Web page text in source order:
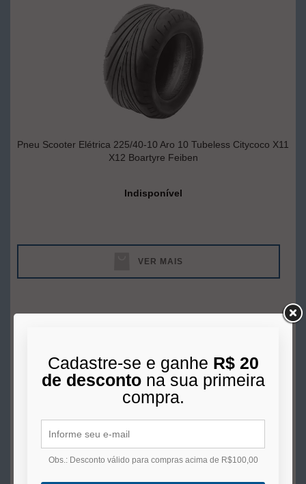
Pneu Scooter Elétrica 225/40-10 Aro 10 Tubeless Citycoco X11
X12 Boartyre Feiben
Indisponível
VER MAIS
Cadastre-se e ganhe R$ 20
de descontona sua primeira
compra.
Obs.: Desconto válido para compras acima de R$100,00